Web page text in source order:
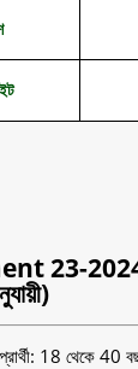
23-2024
18 থেকে 40